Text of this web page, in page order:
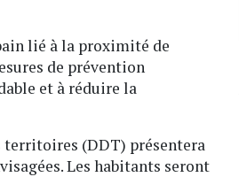
lié à la proximité de
de prévention
et à réduire la
territoires (DDT) présentera
Les habitants seront